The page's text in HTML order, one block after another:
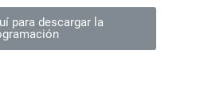
para descargar la